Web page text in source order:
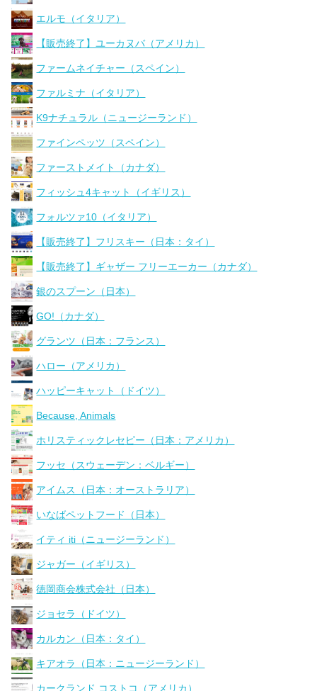
エルモ（イタリア）
【販売終了】ユーカヌバ（アメリカ）
ファームネイチャー（スペイン）
ファルミナ（イタリア）
K9ナチュラル（ニュージーランド）
ファインペッツ（スペイン）
ファーストメイト（カナダ）
フィッシュ4キャット（イギリス）
フォルツァ10（イタリア）
【販売終了】フリスキー（日本：タイ）
【販売終了】ギャザー フリーエーカー（カナダ）
銀のスプーン（日本）
GO!（カナダ）
グランツ（日本：フランス）
ハロー（アメリカ）
ハッピーキャット（ドイツ）
Because, Animals
ホリスティックレセピー（日本：アメリカ）
フッセ（スウェーデン：ベルギー）
アイムス（日本：オーストラリア）
いなばペットフード（日本）
イティ iti（ニュージーランド）
ジャガー（イギリス）
徳岡商会株式会社（日本）
ジョセラ（ドイツ）
カルカン（日本：タイ）
キアオラ（日本：ニュージーランド）
カークランド コストコ（アメリカ）